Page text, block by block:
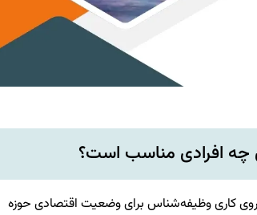
چه افرادی مناسب است؟
کاری وظیفه‌شناس برای وضعیت اقتصادی حوزه